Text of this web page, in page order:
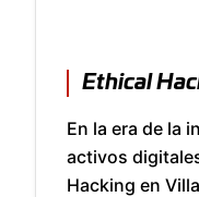
Ethical
En la era de la
activos
Hacking en